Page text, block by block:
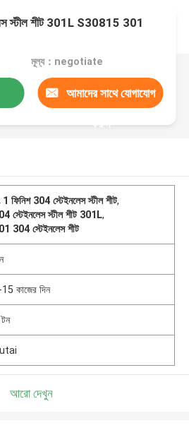
স্টীল শীট 301L S30815 301
মূল্য：negotiate
আমাদের সাথে যোগাযোগ
করুন
1 ফিনিশ 304 স্টেইনলেস স্টীল শীট,
স্টেইনলেস স্টীল শীট 301L,
304 স্টেইনলেস শীট
কাজের দিন
আরো দেখুন